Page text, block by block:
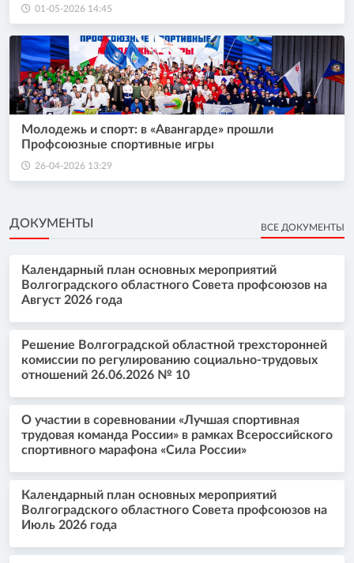
01-05-2026 14:45
Молодежь и спорт: в «Авангарде» прошли
Профсоюзные спортивные игры
26-04-2026 13:29
ДОКУМЕНТЫ ВСЕ ДОКУМЕНТЫ
Календарный план основных мероприятий
Волгоградского областного Совета профсоюзов на
Август 2026 года
Решение Волгоградской областной трехсторонней
комиссии по регулированию социально-трудовых
отношений 26.06.2026 № 10
О участии в соревновании «Лучшая спортивная
трудовая команда России» в рамках Всероссийского
спортивного марафона «Сила России»
Календарный план основных мероприятий
Волгоградского областного Совета профсоюзов на
Июль 2026 года